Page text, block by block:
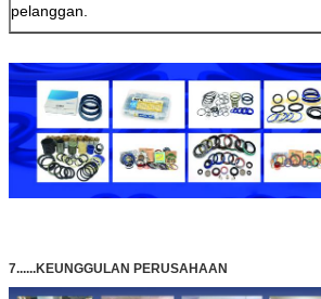
Tinggalkan
Kami akan segera
Anda
pelanggan.
7......KEUNGGULAN PERUSAHAAN